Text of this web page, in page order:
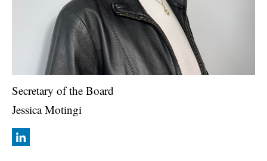
Secretary of the Board
Jessica Motingi